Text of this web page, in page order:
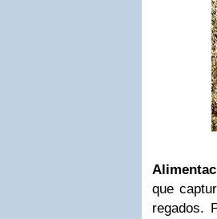
que
regados.